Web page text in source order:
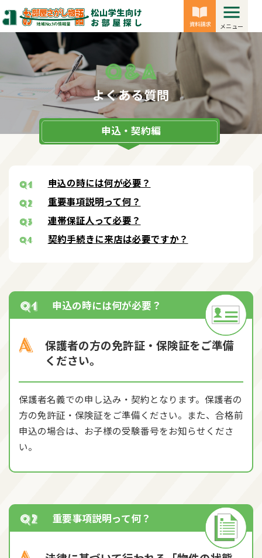
メニュー
よくある質問
申込・契約編
申込の時には何が必要？
重要事項説明って何？
連帯保証人って必要？
契約手続きに来店は必要ですか？
申込の時には何が必要？
保護者の方の免許証・保険証をご準備
ください。
保護者名義での申し込み・契約となります。保護者の
方の免許証・保険証をご準備ください。また、合格前
申込の場合は、お子様の受験番号をお知らせくださ
い。
重要事項説明って何？